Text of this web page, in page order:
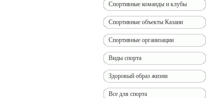
Спортивные команды и клубы
Спортивные объекты Казани
Спортивные организации
Виды спорта
Здоровый образ жизни
Все для спорта